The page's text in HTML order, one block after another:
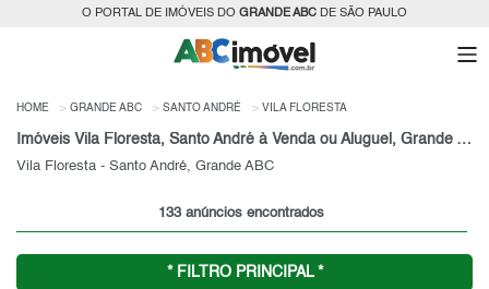
O PORTAL DE IMÓVEIS DO GRANDE ABC DE SÃO PAULO
HOME GRANDE ABC SANTO ANDRÉ VILA FLORESTA
Imóveis Vila Floresta, Santo André à Venda ou Aluguel, Grande ABC, SP
Vila Floresta - Santo André, Grande ABC
133 anúncios encontrados
* FILTRO PRINCIPAL *